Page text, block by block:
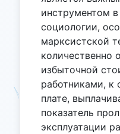
инструментом
социологии,
марксистской
количественно
избыточной
работниками, к
плате,
показатель
эксплуатации